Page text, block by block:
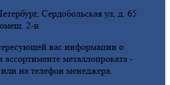
Сердобольская ул, д. 65
2-н
вас информации о
металлопроката -
на телефон менеджера.